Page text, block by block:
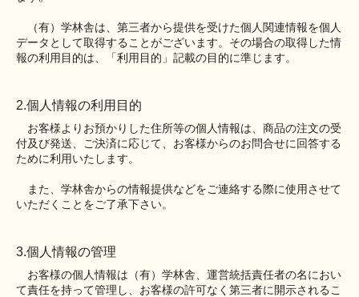
（有）学林舎は、第三者から提供を受けた個人関連情報を個人
データとして取得することがございます。その場合の取得した情
報の利用目的は、「利用目的」記載の目的に準じます。
2.個人情報の利用目的
お客様よりお預かりした住所等の個人情報は、商品の注文の受
付及び発送、ご決済に応じて、お客様からのお問合せに回答する
ために利用いたします。
また、学林舎からの情報提供などをご連絡する際に使用させて
いただくことをご了承下さい。
3.個人情報の管理
お客様の個人情報は（有）学林舎、運営統括責任者の名におい
て責任を持って管理し、お客様の許可なく第三者に開示されるこ